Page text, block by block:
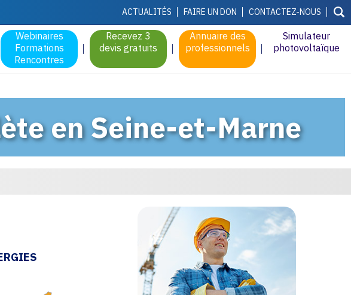
ACTUALITÉS FAIRE UN DON CONTACTEZ-NOUS
Webinaires
Formations
Rencontres
Recevez 3
devis gratuits
Annuaire des
professionnels
Simulateur
photovoltaïque
en Seine-et-Marne